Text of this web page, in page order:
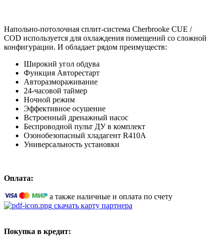
Напольно-потолочная сплит-система Cherbrooke CUE /
COD используется для охлаждения помещений со сложной
конфигурации. И обладает рядом преимуществ:
Широкий угол обдува
Функция Авторестарт
Авторазмораживание
24-часовой таймер
Ночной режим
Эффективное осушение
Встроенный дренажный насос
Беспроводной пульт ДУ в комплект
Озонобезопасный хладагент R410A
Универсальность установки
Оплата:
а также наличные и оплата по счету
скачать карту партнера
Покупка в кредит: